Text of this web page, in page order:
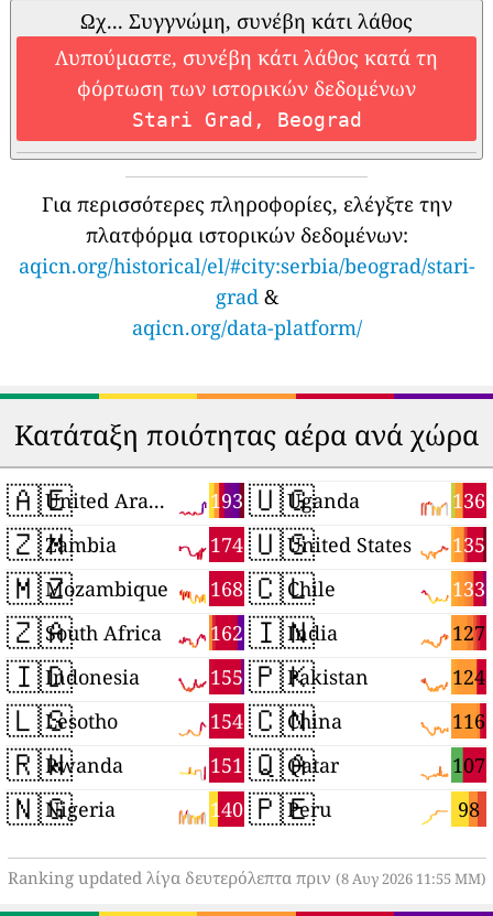
Ωχ... Συγγνώμη, συνέβη κάτι λάθος
Λυπούμαστε, συνέβη κάτι λάθος κατά τη
φόρτωση των ιστορικών δεδομένων
Stari Grad, Beograd
Για περισσότερες πληροφορίες, ελέγξτε την
πλατφόρμα ιστορικών δεδομένων:
aqicn.org/historical/el/#city:serbia/beograd/stari-
grad &
aqicn.org/data-platform/
Κατάταξη ποιότητας αέρα ανά χώρα
🇦🇪 193
United Arab Emirates
🇿🇲 174
Zambia
🇲🇿 168
Mozambique
🇿🇦 162
South Africa
🇮🇩 155
Indonesia
🇱🇸 154
Lesotho
🇷🇼 151
Rwanda
🇳🇬 140
Nigeria
🇺🇬 136
Uganda
🇺🇸 135
United States
🇨🇱 133
Chile
🇮🇳 127
India
🇵🇰 124
Pakistan
🇨🇳 116
China
🇶🇦 107
Qatar
🇵🇪 98
Peru
Ranking updated λίγα δευτερόλεπτα πριν (8 Αυγ 2026 11:55 ΜΜ)